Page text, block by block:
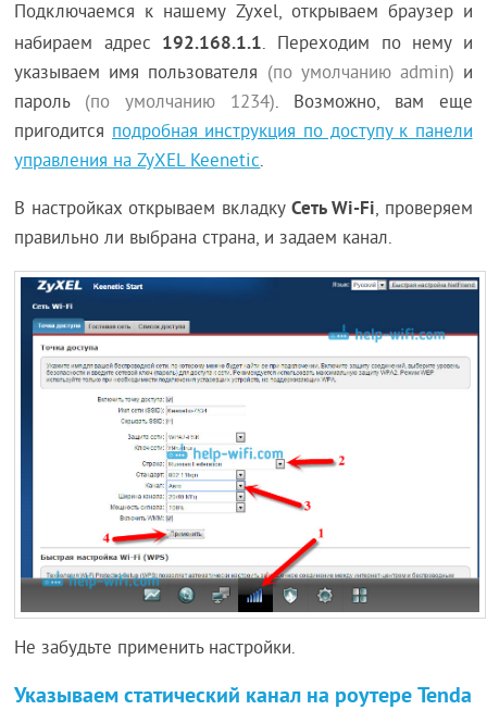
Подключаемся к нашему Zyxel, открываем браузер и
набираем адрес 192.168.1.1. Переходим по нему и
указываем имя пользователя (по умолчанию admin) и
пароль (по умолчанию 1234). Возможно, вам еще
пригодится подробная инструкция по доступу к панели
управления на ZyXEL Keenetic.
В настройках открываем вкладку Сеть Wi-Fi, проверяем
правильно ли выбрана страна, и задаем канал.
Не забудьте применить настройки.
Указываем статический канал на роутере Tenda